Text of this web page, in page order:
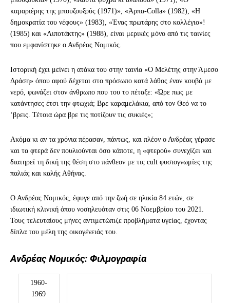
καμαριέρης της μπουζουξούς (1971)», «Άρπα-Colla» (1982), «Η
δημοκρατία του νέφους» (1983), «Ένας πρωτάρης στο κολλέγιο»!
(1985) και «Λιποτάκτης» (1988), είναι μερικές μόνο από τις ταινίες
που εμφανίστηκε ο Ανδρέας Νομικός.
Ιστορική έχει μείνει η ατάκα του στην ταινία «Ο Μελέτης στην Άμεσο
Δράση» όπου αφού δέχεται στο πρόσωπο κατά λάθος έναν κουβά με
νερό, φωνάζει στον άνθρωπο που του το πέταξε: «Ώρε πως με
κατάντησες έτσι την φτωχιά; Βρε καραμελάκια, από τον Θεό να το
‘βρεις. Τέτοια ώρα βρε τις ποτίζουν τις συκιές»;
Ακόμα κι αν τα χρόνια πέρασαν, πάντως, και πλέον ο Ανδρέας γέρασε
και τα φτερά δεν πουλιούνται όσο κάποτε, η «φτερού» συνεχίζει και
διατηρεί τη δική της θέση στο πάνθεον με τις cult φυσιογνωμίες της
παλιάς και καλής Αθήνας.
Ο Ανδρέας Νομικός, έφυγε από την ζωή σε ηλικία 84 ετών, σε
ιδιωτική κλινική όπου νοσηλευόταν στις 06 Νοεμβρίου του 2021.
Τους τελευταίους μήνες αντιμετώπιζε προβλήματα υγείας, έχοντας
δίπλα του μέλη της οικογένειάς του.
Ανδρέας Νομικός: Φιλμογραφία
1960-
1969